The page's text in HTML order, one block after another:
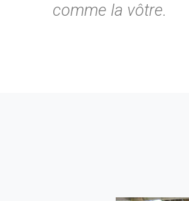
comme la vôtre.